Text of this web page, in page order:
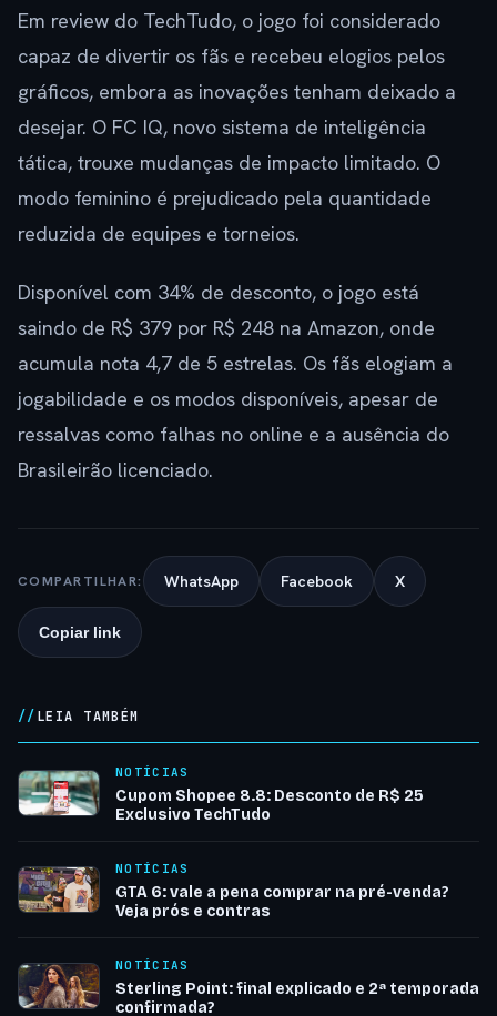
Em review do TechTudo, o jogo foi considerado
capaz de divertir os fãs e recebeu elogios pelos
gráficos, embora as inovações tenham deixado a
desejar. O FC IQ, novo sistema de inteligência
tática, trouxe mudanças de impacto limitado. O
modo feminino é prejudicado pela quantidade
reduzida de equipes e torneios.
Disponível com 34% de desconto, o jogo está
saindo de R$ 379 por R$ 248 na Amazon, onde
acumula nota 4,7 de 5 estrelas. Os fãs elogiam a
jogabilidade e os modos disponíveis, apesar de
ressalvas como falhas no online e a ausência do
Brasileirão licenciado.
COMPARTILHAR: WhatsApp Facebook X
Copiar link
LEIA TAMBÉM
NOTÍCIAS
Cupom Shopee 8.8: Desconto de R$ 25
Exclusivo TechTudo
NOTÍCIAS
GTA 6: vale a pena comprar na pré-venda?
Veja prós e contras
NOTÍCIAS
Sterling Point: final explicado e 2ª temporada
confirmada?